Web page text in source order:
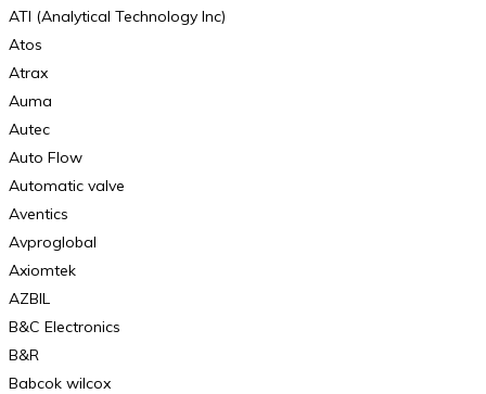
ATI (Analytical Technology Inc)
Atos
Atrax
Auma
Autec
Auto Flow
Automatic valve
Aventics
Avproglobal
Axiomtek
AZBIL
B&C Electronics
B&R
Babcok wilcox